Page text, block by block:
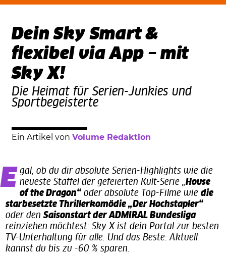
Dein Sky Smart &
flexibel via App – mit
Sky X!
Die Heimat für Serien-Junkies und
Sportbegeisterte
Ein Artikel von Volume Redaktion
Egal, ob du dir absolute Serien-Highlights wie die neueste Staffel der gefeierten Kult-Serie „House
of the Dragon“ oder absolute Top-Filme wie die
starbesetzte Thrillerkomödie „Der Hochstapler“
oder denSaisonstart der ADMIRAL Bundesliga
reinziehen möchtest: Sky X ist dein Portal zur besten
TV-Unterhaltung für alle. Und das Beste: Aktuell
kannst du bis zu -60 % sparen.